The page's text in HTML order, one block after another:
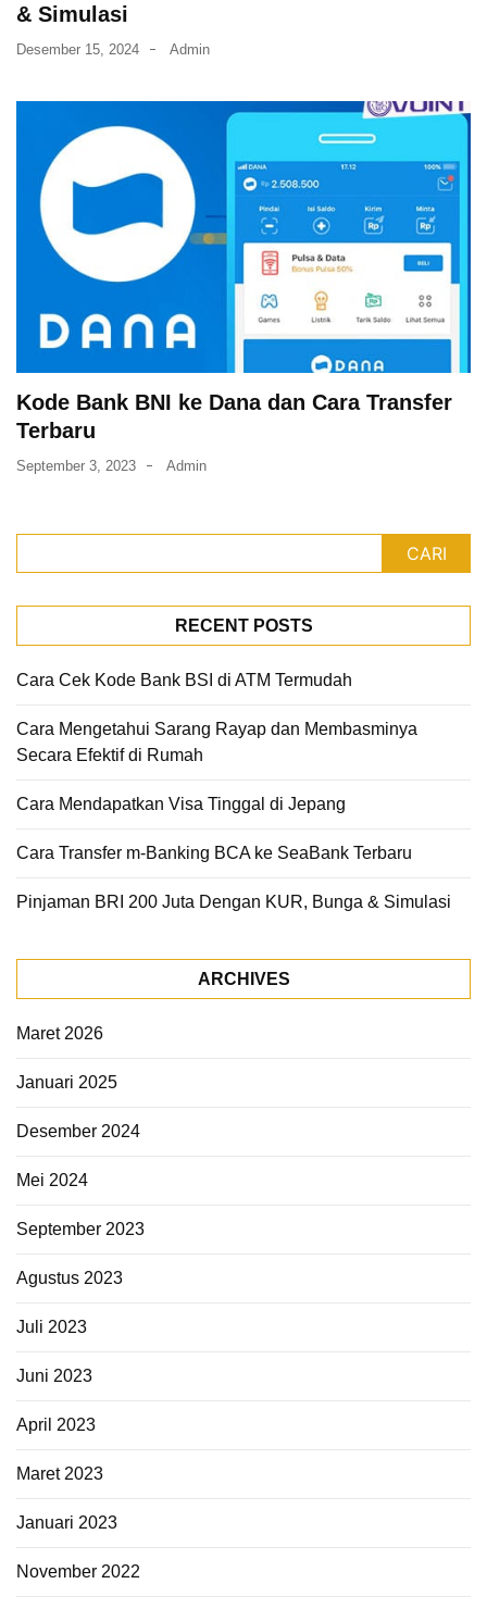
& Simulasi
Desember 15, 2024 Admin
Kode Bank BNI ke Dana dan Cara Transfer
Terbaru
September 3, 2023 Admin
CARI
RECENT POSTS
Cara Cek Kode Bank BSI di ATM Termudah
Cara Mengetahui Sarang Rayap dan Membasminya
Secara Efektif di Rumah
Cara Mendapatkan Visa Tinggal di Jepang
Cara Transfer m-Banking BCA ke SeaBank Terbaru
Pinjaman BRI 200 Juta Dengan KUR, Bunga & Simulasi
ARCHIVES
Maret 2026
Januari 2025
Desember 2024
Mei 2024
September 2023
Agustus 2023
Juli 2023
Juni 2023
April 2023
Maret 2023
Januari 2023
November 2022